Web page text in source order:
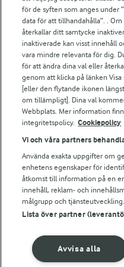
Arla.com
Falbygdens Ost
Arla webbshop
Bildbank
Följ oss
© 2026 Arla Foods
Integritetspolicy
för de syften som anges under
data för att tillhandahålla”. .
återkallar ditt samtycke
inaktiverade kan visst innehåll
vara mindre relevanta för dig.
för att ändra dina val eller
genom att klicka på länken
[eller den flytande ikonen
om tillämpligt]. Dina val
Webbplats. Mer information
integritetspolicy. Cookiepolicy
Vi och våra partners
Använda exakta uppgifter om
enhetens egenskaper för
åtkomst till information på en
innehåll, reklam- och
målgrupp och tjänsteutveckling.
Lista över partner
Avvisa alla